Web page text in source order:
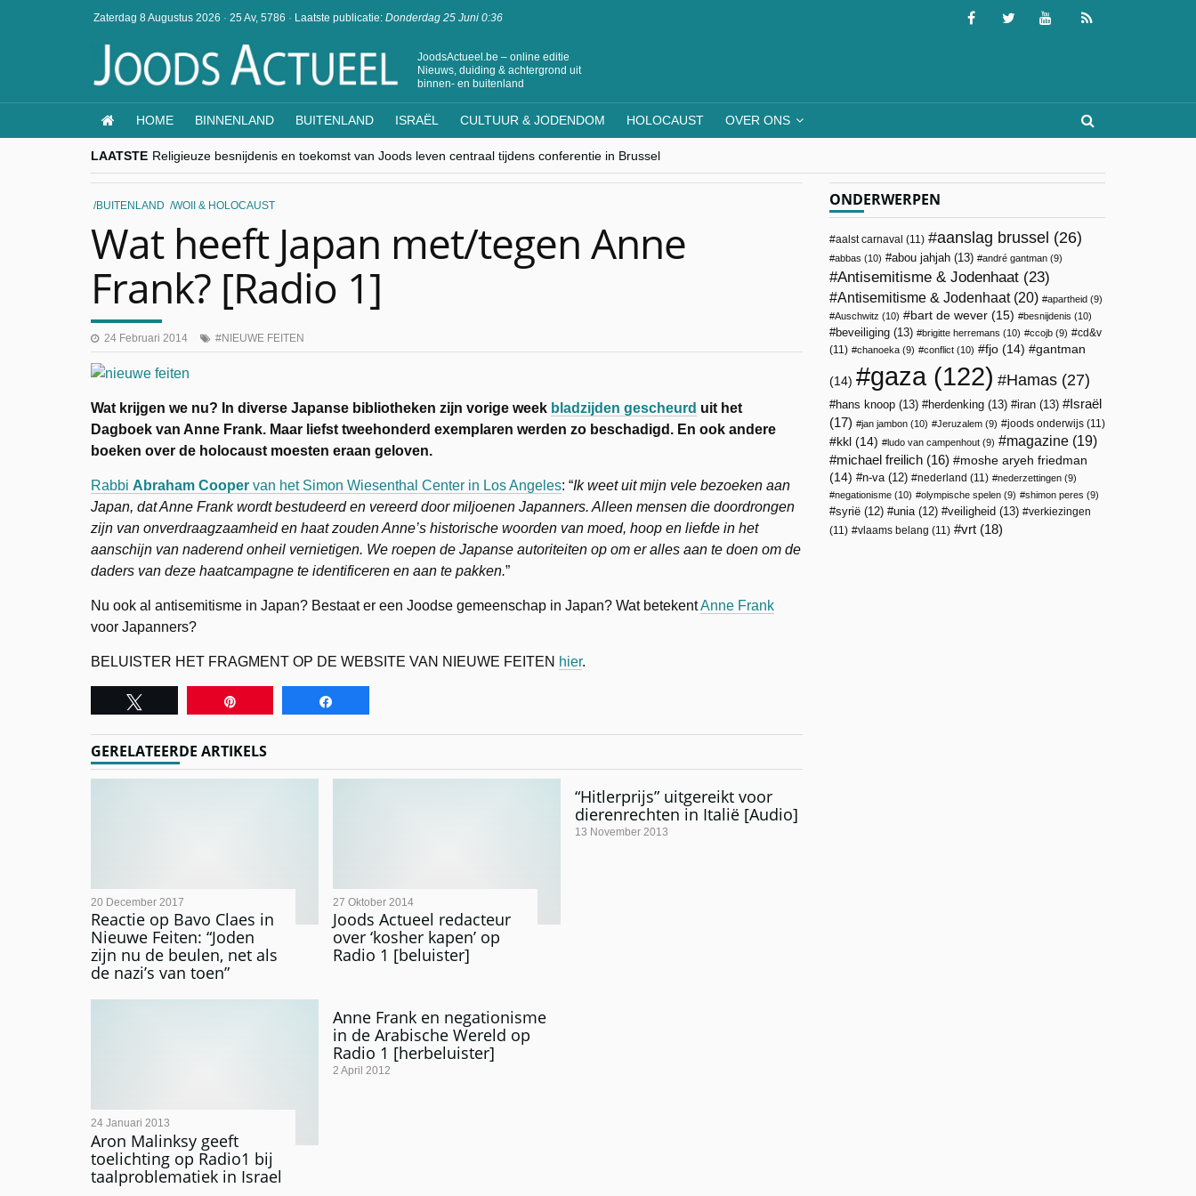
Zaterdag 8 Augustus 2026 · 25 Av, 5786 · Laatste publicatie: Donderdag 25 Juni 0:36
JoodsActueel.be – online editie
Nieuws, duiding & achtergrond uit
binnen- en buitenland
HOME BINNENLAND BUITENLAND ISRAËL CULTUUR & JODENDOM HOLOCAUST OVER ONS
LAATSTE Religieuze besnijdenis en toekomst van Joods leven centraal tijdens conferentie in Brussel
“Besnijdenisdebat toont hoe moeilijk seculiere Westen minderheden begrijpt”, Jinnih Beels (Vooruit)
CITYTRIP | ROEMENIË – Boekarest: de verrassing van Oost-Europa
“Vandaag zit elke Jood in België op de beklaagdenbank”
BUITENLAND WOII & HOLOCAUST
Wat heeft Japan met/tegen Anne
Frank? [Radio 1]
24 Februari 2014 NIEUWE FEITEN
Wat krijgen we nu? In diverse Japanse bibliotheken zijn vorige week bladzijden gescheurd uit het
Dagboek van Anne Frank. Maar liefst tweehonderd exemplaren werden zo beschadigd. En ook andere
boeken over de holocaust moesten eraan geloven.
Rabbi Abraham Cooper van het Simon Wiesenthal Center in Los Angeles: “Ik weet uit mijn vele bezoeken aan
Japan, dat Anne Frank wordt bestudeerd en vereerd door miljoenen Japanners. Alleen mensen die doordrongen
zijn van onverdraagzaamheid en haat zouden Anne’s historische woorden van moed, hoop en liefde in het
aanschijn van naderend onheil vernietigen. We roepen de Japanse autoriteiten op om er alles aan te doen om de
daders van deze haatcampagne te identificeren en aan te pakken.”
Nu ook al antisemitisme in Japan? Bestaat er een Joodse gemeenschap in Japan? Wat betekentAnne Frank
voor Japanners?
BELUISTER HET FRAGMENT OP DE WEBSITE VAN NIEUWE FEITEN hier.
GERELATEERDE ARTIKELS
Reactie op Bavo Claes in
Nieuwe Feiten: “Joden
zijn nu de beulen, net als
de nazi’s van toen”
20 December 2017
Joods Actueel redacteur
over ‘kosher kapen’ op
Radio 1 [beluister]
27 Oktober 2014
“Hitlerprijs” uitgereikt voor
dierenrechten in Italië [Audio]
13 November 2013
Aron Malinksy geeft
toelichting op Radio1 bij
taalproblematiek in Israel
24 Januari 2013
Anne Frank en negationisme
in de Arabische Wereld op
Radio 1 [herbeluister]
2 April 2012
ONDERWERPEN
aalst carnaval (11) aanslag brussel (26)
abbas (10) abou jahjah (13) andré gantman (9)
Antisemitisme & Jodenhaat (23)
Antisemitisme & Jodenhaat(20) apartheid (9)
Auschwitz (10) bart de wever (15) besnijdenis (10)
beveiliging (13) brigitte herremans (10) ccojb (9)
cd&v
(11)
chanoeka (9) conflict (10) fjo (14) gantman
(14) gaza(122) Hamas (27)
hans knoop (13) herdenking (13) iran (13)
Israël
(17)
jan jambon (10) Jeruzalem (9) joods onderwijs (11)
kkl (14) ludo van campenhout (9) magazine (19)
michael freilich (16)
moshe aryeh friedman
(14)
n-va(12) nederland (11) nederzettingen (9)
negationisme (10) olympische spelen (9) shimon peres (9)
syrië (12) unia(12) veiligheid (13)
verkiezingen
(11)
vlaams belang (11) vrt (18)